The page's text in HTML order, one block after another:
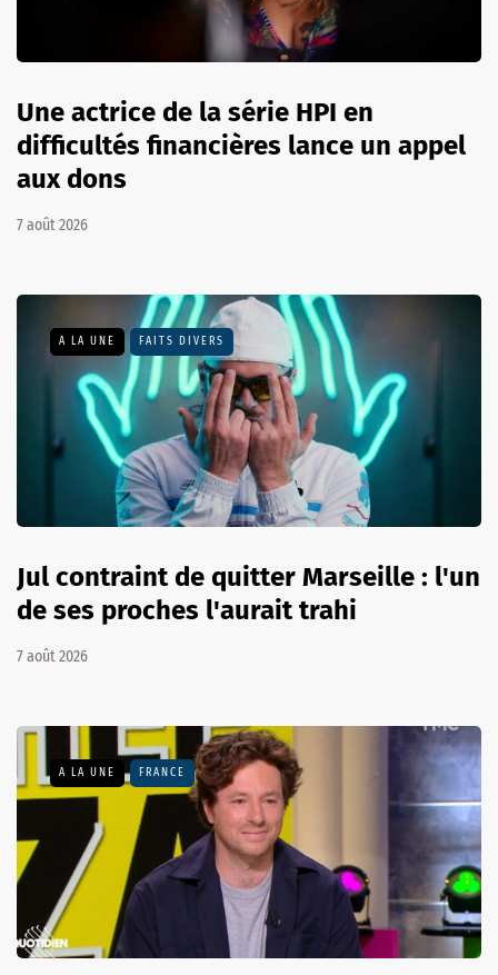
Une actrice de la série HPI en
difficultés financières lance un appel
aux dons
7 août 2026
A LA UNE FAITS DIVERS
Jul contraint de quitter Marseille : l'un
de ses proches l'aurait trahi
7 août 2026
A LA UNE FRANCE